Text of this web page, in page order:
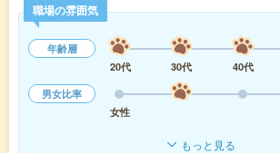
職場の雰囲気
年齢層
20代
30代 40代
男女比率
女性
もっと見る